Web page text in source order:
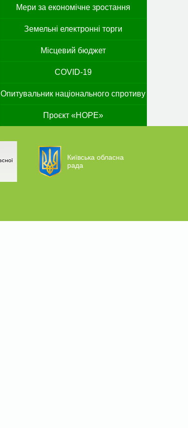
Мери за економічне зростання
Земельні електронні торги
Місцевий бюджет
COVID-19
Опитувальник національного спротиву
Проєкт «HOPE»
Київська обласна
рада